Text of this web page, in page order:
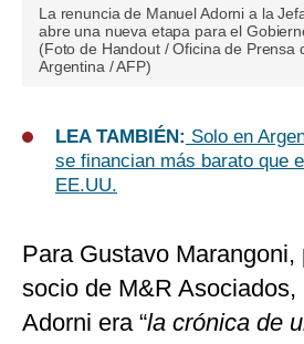
La renuncia de Manuel Adorni a la
abre una nueva etapa para el
(Foto de Handout / Oficina de Prensa
Argentina / AFP)
LEA TAMBIÉN: Solo en
se financian más barato que
EE.UU.
Para Gustavo Marangoni,
socio de M&R Asociados,
Adorni era “la crónica de